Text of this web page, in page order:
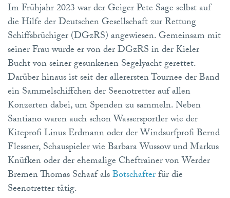
Im Frühjahr 2023 war der Geiger Pete Sage selbst auf
die Hilfe der Deutschen Gesellschaft zur Rettung
Schiffsbrüchiger (DGzRS) angewiesen. Gemeinsam mit
seiner Frau wurde er von der DGzRS in der Kieler
Bucht von seiner gesunkenen Segelyacht gerettet.
Darüber hinaus ist seit der allerersten Tournee der Band
ein Sammelschiffchen der Seenotretter auf allen
Konzerten dabei, um Spenden zu sammeln. Neben
Santiano waren auch schon Wassersportler wie der
Kiteprofi Linus Erdmann oder der Windsurfprofi Bernd
Flessner, Schauspieler wie Barbara Wussow und Markus
Knüfken oder der ehemalige Cheftrainer von Werder
Bremen Thomas Schaaf alsBotschafterfür die
Seenotretter tätig.